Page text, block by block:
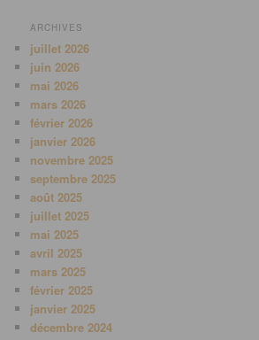
ARCHIVES
juillet 2026
juin 2026
mai 2026
mars 2026
février 2026
janvier 2026
novembre 2025
septembre 2025
août 2025
juillet 2025
mai 2025
avril 2025
mars 2025
février 2025
janvier 2025
décembre 2024